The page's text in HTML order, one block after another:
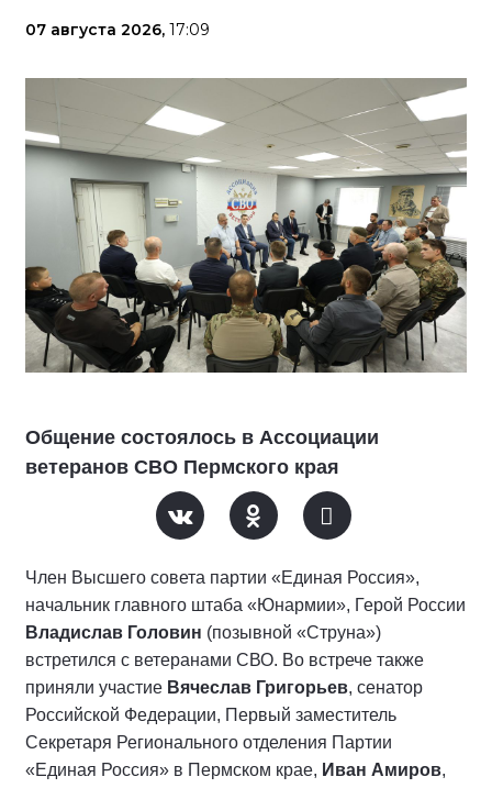
07 августа 2026, 17:09
Общение состоялось в Ассоциации
ветеранов СВО Пермского края
Член Высшего совета партии «Единая Россия»,
начальник главного штаба «Юнармии», Герой России
Владислав Головин (позывной «Струна»)
встретился с ветеранами СВО. Во встрече также
приняли участие Вячеслав Григорьев, сенатор
Российской Федерации, Первый заместитель
Секретаря Регионального отделения Партии
«Единая Россия» в Пермском крае, Иван Амиров,